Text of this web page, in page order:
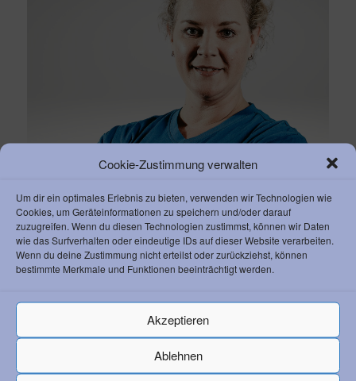
Cookie-Zustimmung verwalten
Um dir ein optimales Erlebnis zu bieten, verwenden wir Technologien wie
Cookies, um Geräteinformationen zu speichern und/oder darauf
zuzugreifen. Wenn du diesen Technologien zustimmst, können wir Daten
wie das Surfverhalten oder eindeutige IDs auf dieser Website verarbeiten.
Wenn du deine Zustimmung nicht erteilst oder zurückziehst, können
bestimmte Merkmale und Funktionen beeinträchtigt werden.
Akzeptieren
Ablehnen
Jessi